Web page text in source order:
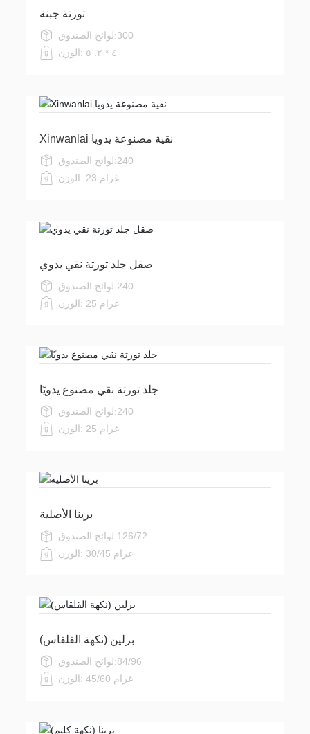
تورتة جبنة
لوائح الصندوق:300
الوزن:
٤ * ٢. ٥
Xinwanlai نقية مصنوعة يدويا
لوائح الصندوق:240
الوزن:
23 غرام
صقل جلد تورتة نقي يدوي
لوائح الصندوق:240
الوزن:
25 غرام
جلد تورتة نقي مصنوع يدويًا
لوائح الصندوق:240
الوزن:
25 غرام
برينا الأصلية
لوائح الصندوق:126/72
الوزن:
30/45 غرام
برلين (نكهة القلقاس)
لوائح الصندوق:84/96
الوزن:
45/60 غرام